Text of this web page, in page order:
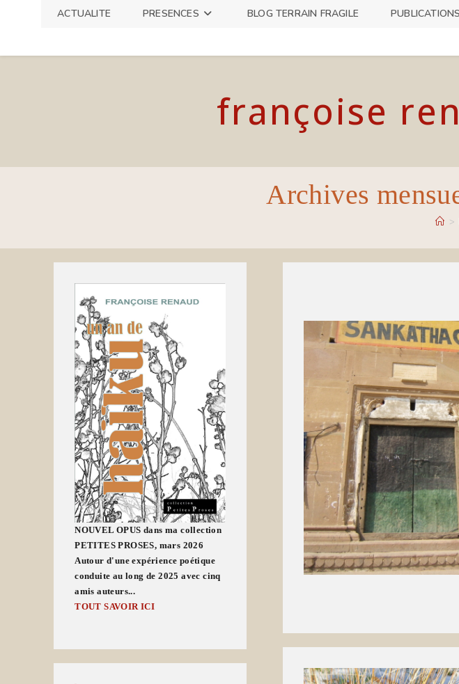
ACTUALITE PRESENCES BLOG TERRAIN FRAGILE PUBLICATIONS
françoise
Archives
>
NOUVEL OPUS dans ma collection
PETITES PROSES, mars 2026
Autour d'une expérience poétique
conduite au long de 2025 avec cinq
amis auteurs...
TOUT SAVOIR ICI